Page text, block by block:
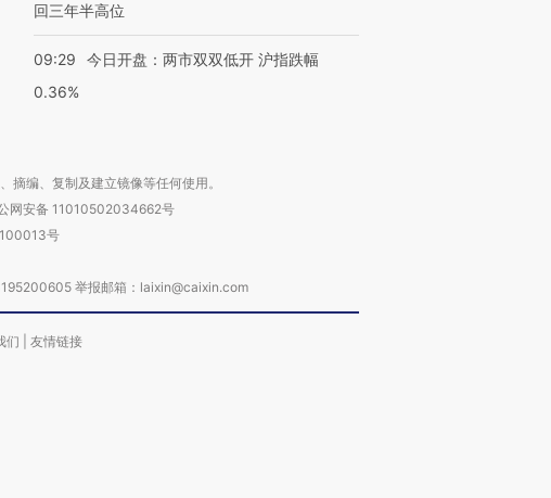
回三年半高位
09:29
今日开盘：两市双双低开 沪指跌幅
0.36%
编、复制及建立镜像等任何使用。
网安备 11010502034662号
号
举报邮箱：laixin@caixin.com
们 友情链接